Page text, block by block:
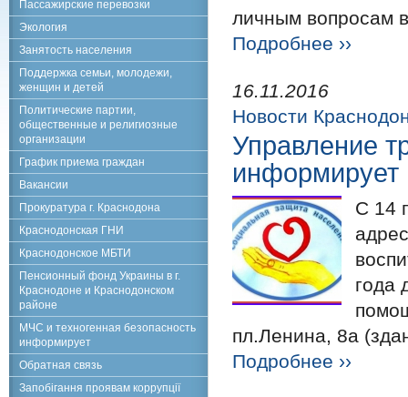
личным вопросам
Подробнее ››
16.11.2016
Новости
Управление
информирует
С 14
года
пл.Ленина, 8а
Подробнее ››
Пассажирские перевозки
Экология
Занятость населения
Поддержка семьи, молодежи,
женщин и детей
Политические партии,
общественные и религиозные
организации
График приема граждан
Вакансии
Прокуратура г. Краснодона
Краснодонская ГНИ
Краснодонское МБТИ
Пенсионный фонд Украины в г.
Краснодоне и Краснодонском
районе
МЧС и техногенная безопасность
информирует
Обратная связь
Запобігання проявам коррупції